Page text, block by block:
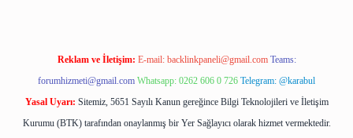
Reklam ve İletişim: E-mail: backlinkpaneli@gmail.com Teams:
forumhizmeti@gmail.com Whatsapp: 0262 606 0 726 Telegram: @karabul
Yasal Uyarı: Sitemiz, 5651 Sayılı Kanun gereğince Bilgi Teknolojileri ve İletişim
Kurumu (BTK) tarafından onaylanmış bir Yer Sağlayıcı olarak hizmet vermektedir.